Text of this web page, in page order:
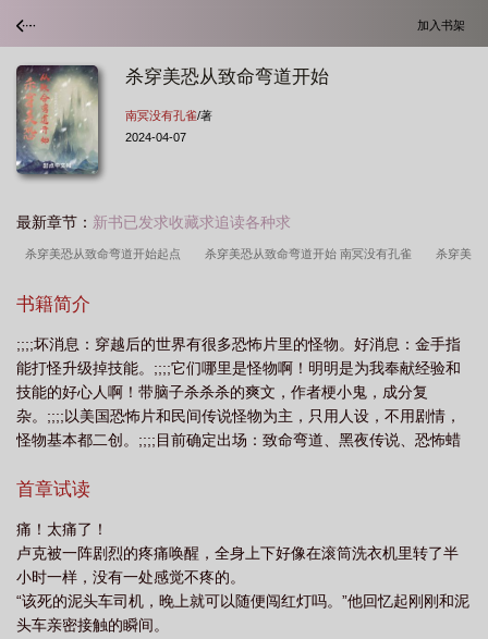
加入书架
杀穿美恐从致命弯道开始
南冥没有孔雀/著
2024-04-07
最新章节： 新书已发求收藏求追读各种求
杀穿美恐从致命弯道开始起点 杀穿美恐从致命弯道开始 南冥没有孔雀 杀穿美
霸美恐世界
节 杀穿美恐从致命弯道开始免费观看 杀穿美恐从致命弯道开始请 杀穿美恐
从致命弯道开始作者南冥没有孔雀 杀穿美恐从致命弯道开始笔趣阁 杀穿美恐从
致命弯道开始 免费 杀穿美恐从致命弯道开始无错 穿越到美恐的 杀穿美恐
从致命弯道开始TXT 杀穿美恐从致命弯道开始免费 穿越到美恐 杀穿美恐从
书籍简介
;;;;坏消息：穿越后的世界有很多恐怖片里的怪物。好消息：金手指
能打怪升级掉技能。;;;;它们哪里是怪物啊！明明是为我奉献经验和
技能的好心人啊！带脑子杀杀杀的爽文，作者梗小鬼，成分复
杂。;;;;以美国恐怖片和民间传说怪物为主，只用人设，不用剧情，
怪物基本都二创。;;;;目前确定出场：致命弯道、黑夜传说、恐怖蜡
啊喂！;;;;单女主不后宫不虐主，没有太多阴矛诡计，特别是自己人
首章试读
痛！太痛了！
卢克被一阵剧烈的疼痛唤醒，全身上下好像在滚筒洗衣机里转了半
小时一样，没有一处感觉不疼的。
“该死的泥头车司机，晚上就可以随便闯红灯吗。”他回忆起刚刚和泥
头车亲密接触的瞬间。